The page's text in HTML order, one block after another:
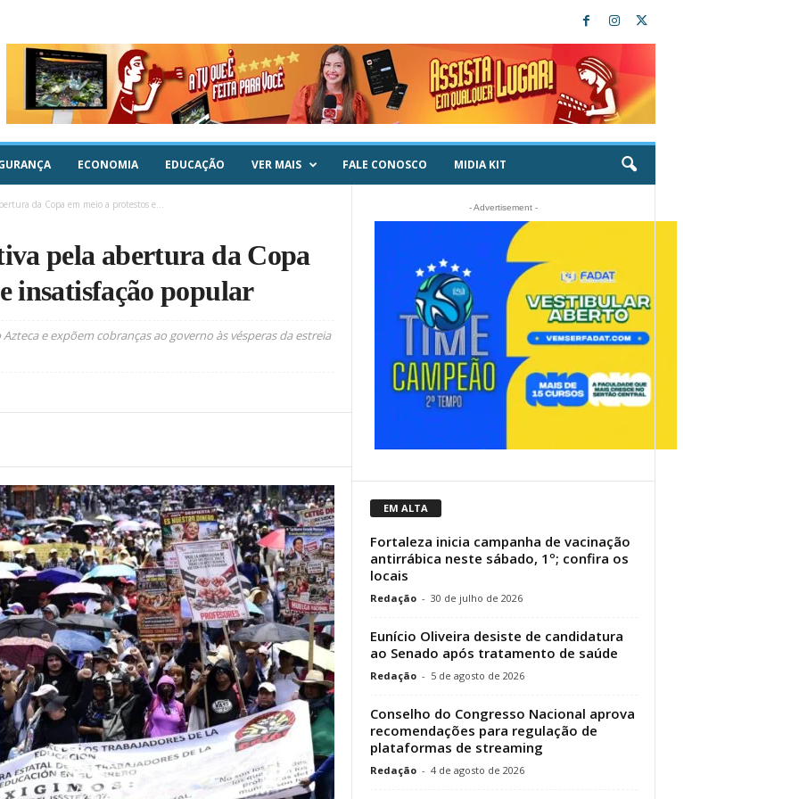
ECONOMIA EDUCAÇÃO VER MAIS FALE CONOSCO MIDIA KIT
da Copa em meio a protestos e...
pela abertura da Copa
insatisfação popular
e expõem cobranças ao governo às vésperas da estreia
- Advertisement -
EM ALTA
Fortaleza inicia campanha de vacinação
antirrábica neste sábado, 1º; confira os
locais
Redação - 30 de julho de 2026
Eunício Oliveira desiste de candidatura
ao Senado após tratamento de saúde
Redação - 5 de agosto de 2026
Conselho do Congresso Nacional aprova
recomendações para regulação de
plataformas de streaming
Redação - 4 de agosto de 2026